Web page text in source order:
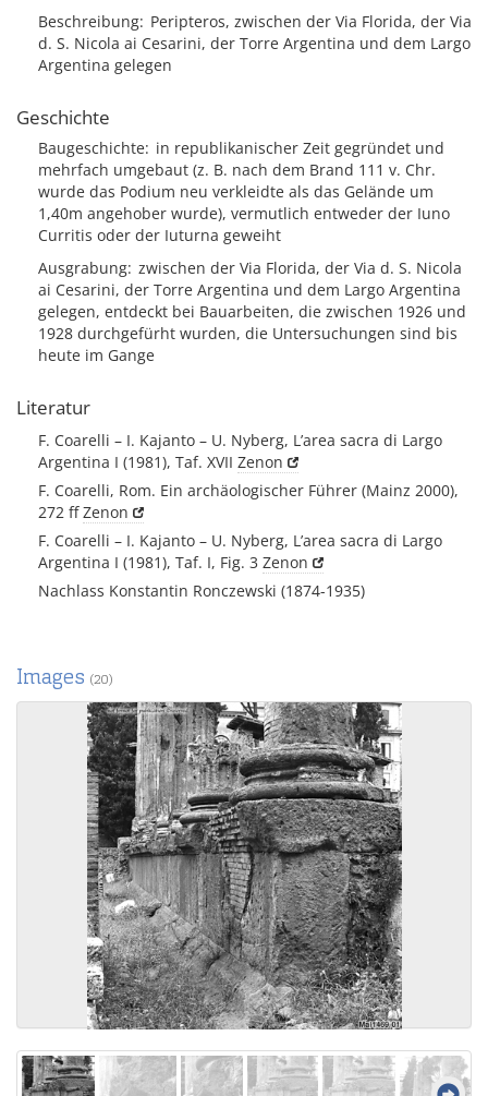
Beschreibung Peripteros, zwischen der Via Florida, der Via
d. S. Nicola ai Cesarini, der Torre Argentina und dem Largo
Argentina gelegen
Geschichte
Baugeschichte in republikanischer Zeit gegründet und
mehrfach umgebaut (z. B. nach dem Brand 111 v. Chr.
wurde das Podium neu verkleidte als das Gelände um
1,40m angehober wurde), vermutlich entweder der Iuno
Curritis oder der Iuturna geweiht
Ausgrabung zwischen der Via Florida, der Via d. S. Nicola
ai Cesarini, der Torre Argentina und dem Largo Argentina
gelegen, entdeckt bei Bauarbeiten, die zwischen 1926 und
1928 durchgefürht wurden, die Untersuchungen sind bis
heute im Gange
Literatur
F. Coarelli – I. Kajanto – U. Nyberg, L’area sacra di Largo
Argentina I (1981), Taf. XVII Zenon
F. Coarelli, Rom. Ein archäologischer Führer (Mainz 2000),
272 ffZenon
F. Coarelli – I. Kajanto – U. Nyberg, L’area sacra di Largo
Argentina I (1981), Taf. I, Fig. 3 Zenon
Nachlass Konstantin Ronczewski (1874-1935)
Images (20)